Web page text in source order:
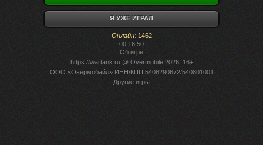
Я УЖЕ ИГРАЛ
Онлайн: 1462
00:16:50
Об игре
https://wartank.ru@ Overmobile 2026, 16+
ООО «Овермобайл» ИНН/КПП 5408290672/540801001
Другие игры